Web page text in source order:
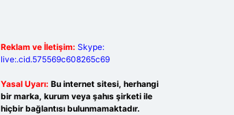
Reklam ve İletişim: Skype:
live:.cid.575569c608265c69
Yasal Uyarı: Bu internet sitesi, herhangi
bir marka, kurum veya şahıs şirketi ile
hiçbir bağlantısı bulunmamaktadır.